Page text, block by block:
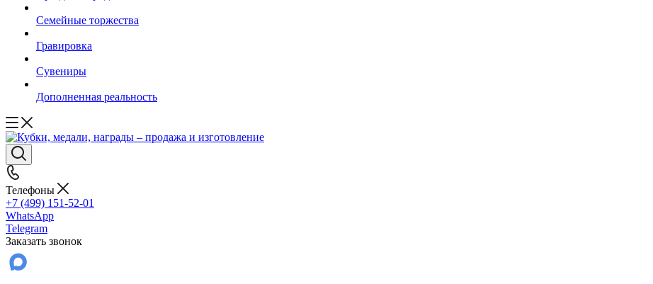
Семейные торжества
Гравировка
Сувениры
Дополненная реальность
Телефоны
+7 (499) 151-52-01
WhatsApp
Telegram
Заказать звонок